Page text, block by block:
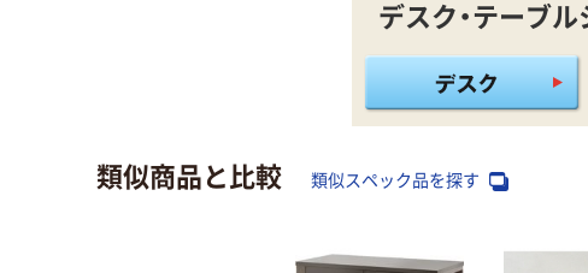
デスク・テーブ
類似商品と比較 類似スペック品を探す